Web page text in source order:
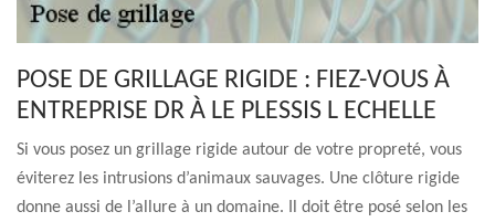
POSE DE GRILLAGE RIGIDE : FIEZ-VOUS À
ENTREPRISE DR À LE PLESSIS L ECHELLE
Si vous posez un grillage rigide autour de votre propreté, vous
éviterez les intrusions d’animaux sauvages. Une clôture rigide
donne aussi de l’allure à un domaine. Il doit être posé selon les